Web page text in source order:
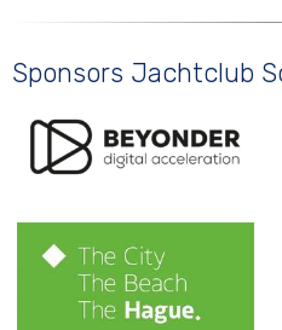
Sponsors Jachtclub